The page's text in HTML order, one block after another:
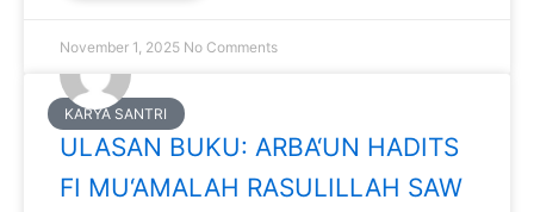
November 1, 2025 No Comments
KARYA SANTRI
ULASAN BUKU: ARBA‘UN HADITS
FI MU‘AMALAH RASULILLAH SAW